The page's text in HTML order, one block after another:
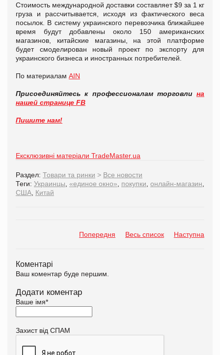
Стоимость международной доставки составляет $9 за 1 кг
груза и рассчитывается, исходя из фактического веса
посылок. В систему украинского перевозчика ближайшее
время будут добавлены около 150 американских
магазинов, китайские магазины, на этой платформе
будет смоделирован новый проект по экспорту для
украинского бизнеса и иностранных потребителей.
По материалам AIN
Присоединяйтесь к профессионалам торговли на
нашей странице FB
Пишите нам!
Ексклюзивні матеріали TradeMaster.ua
Раздел: Товари та ринки > Все новости
Теги: Украинцы «единое окно» покупки онлайн-магазин
США Китай
Попередня Весь список Наступна
Коментарі
Ваш коментар буде першим.
Додати коментар
Ваше імя*
Захист від СПАМ